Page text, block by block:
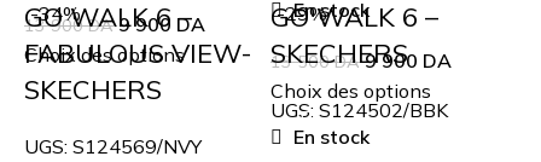
13 900DA 9 900 DA
Choix des options
En stock
13 500DA 9 900 DA
Choix des options
-34%
GO WALK 6 –
FABULOUS VIEW-
SKECHERS
UGS: S124569/NVY
-29%
GO WALK 6 –
SKECHERS
UGS: S124502/BBK
En stock